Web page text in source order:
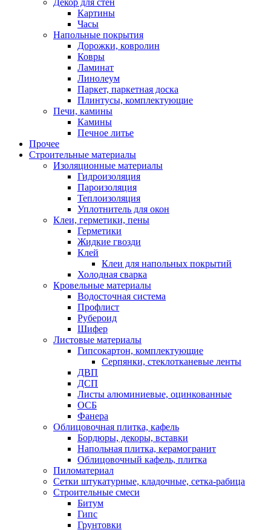
Картины
Часы
Напольные покрытия
Дорожки, ковролин
Ковры
Ламинат
Линолеум
Паркет, паркетная доска
Плинтусы, комплектующие
Печи, камины
Камины
Печное литье
Прочее
Строительные материалы
Изоляционные материалы
Гидроизоляция
Пароизоляция
Теплоизоляция
Уплотнитель для окон
Клеи, герметики, пены
Герметики
Жидкие гвозди
Клей
Клеи для напольных покрытий
Холодная сварка
Кровельные материалы
Водосточная система
Профлист
Рубероид
Шифер
Листовые материалы
Гипсокартон, комплектующие
Серпянки, стеклотканевые ленты
ДВП
ДСП
Листы алюминиевые, оцинкованные
ОСБ
Фанера
Облицовочная плитка, кафель
Бордюры, декоры, вставки
Напольная плитка, керамогранит
Облицовочный кафель, плитка
Пиломатериал
Сетки штукатурные, кладочные, сетка-рабица
Строительные смеси
Битум
Гипс
Грунтовки